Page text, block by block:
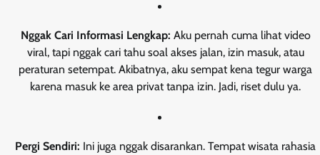
Nggak Cari Informasi Lengkap: Aku pernah cuma lihat video
viral, tapi nggak cari tahu soal akses jalan, izin masuk, atau
peraturan setempat. Akibatnya, aku sempat kena tegur warga
karena masuk ke area privat tanpa izin. Jadi, riset dulu ya.
Pergi Sendiri: Ini juga nggak disarankan. Tempat wisata rahasia